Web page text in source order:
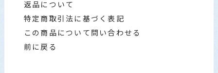
返品について
特定商取引法に基づく表記
この商品について問い合わせる
前に戻る